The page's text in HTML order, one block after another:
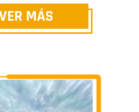
MÁS